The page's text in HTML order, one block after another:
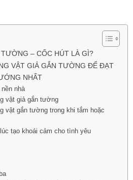
– CỐC HÚT LÀ GÌ?
VẬT GIẢ GẮN TƯỜNG ĐỂ ĐẠT
NHẤT
nhà
vật giả gắn tường
vật gắn tường trong khi tắm hoặc
tạo khoái cảm cho tình yêu